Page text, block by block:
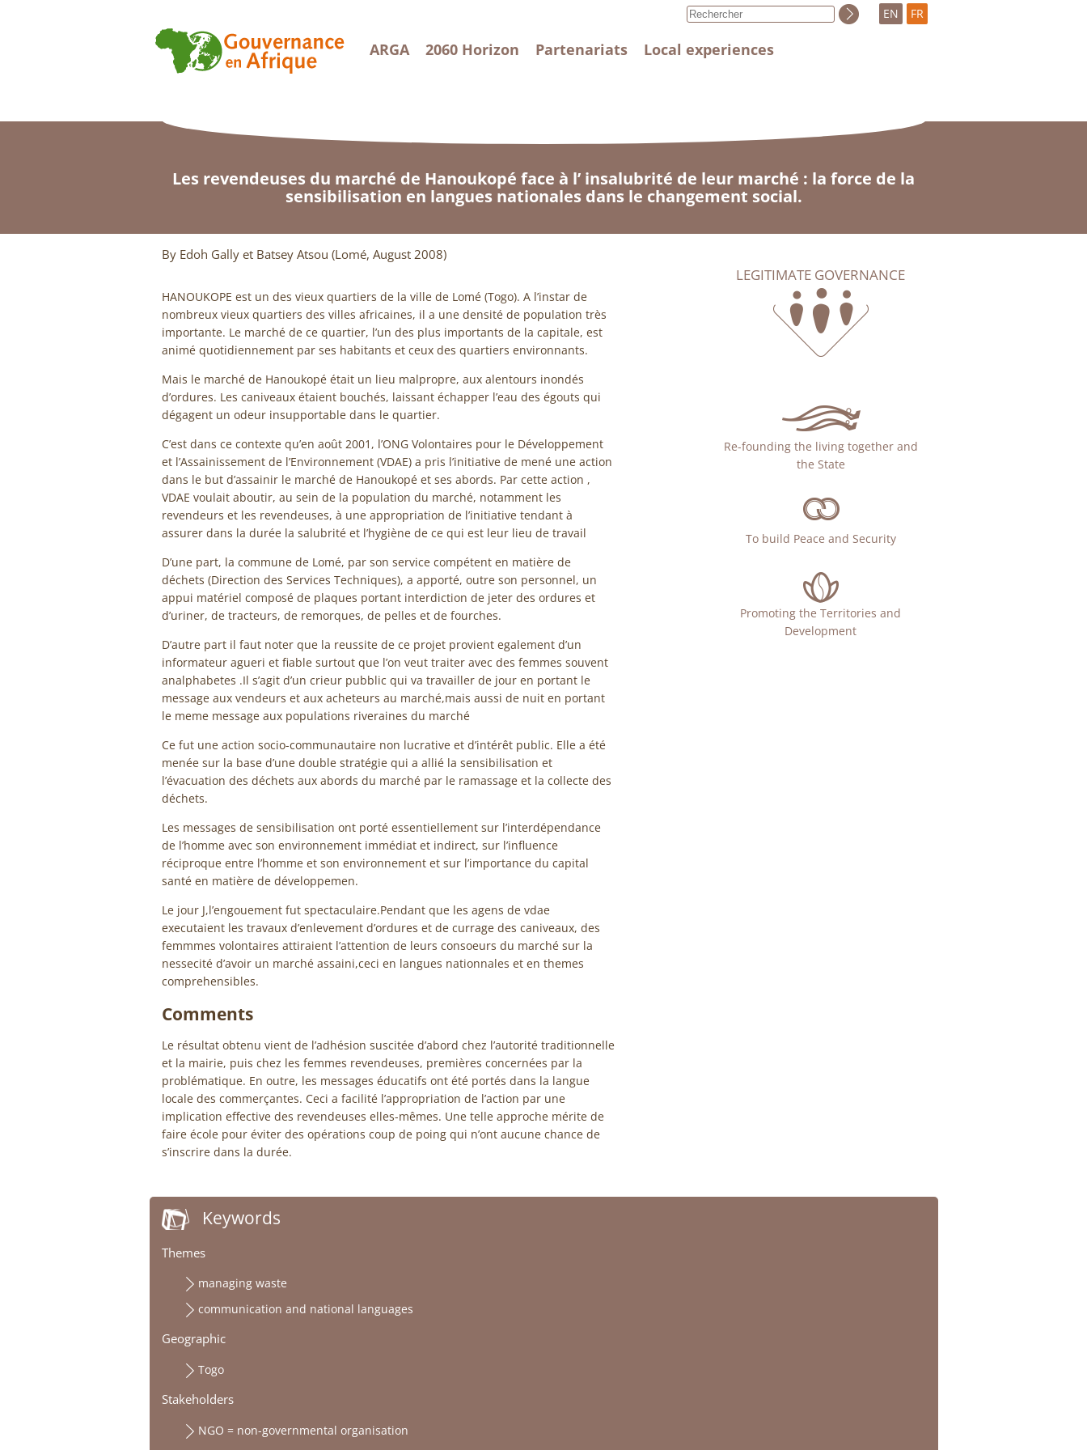
ARGA 2060 Horizon Partenariats Local experiences
EN FR
Les revendeuses du marché de Hanoukopé face à l’ insalubrité de leur marché : la force de la
sensibilisation en langues nationales dans le changement social.
By Edoh Gally et Batsey Atsou (Lomé, August 2008)
HANOUKOPE est un des vieux quartiers de la ville de Lomé (Togo). A l’instar de
nombreux vieux quartiers des villes africaines, il a une densité de population très
importante. Le marché de ce quartier, l’un des plus importants de la capitale, est
animé quotidiennement par ses habitants et ceux des quartiers environnants.
Mais le marché de Hanoukopé était un lieu malpropre, aux alentours inondés
d’ordures. Les caniveaux étaient bouchés, laissant échapper l’eau des égouts qui
dégagent un odeur insupportable dans le quartier.
C’est dans ce contexte qu’en août 2001, l’ONG Volontaires pour le Développement
et l’Assainissement de l’Environnement (VDAE) a pris l’initiative de mené une action
dans le but d’assainir le marché de Hanoukopé et ses abords. Par cette action ,
VDAE voulait aboutir, au sein de la population du marché, notamment les
revendeurs et les revendeuses, à une appropriation de l’initiative tendant à
assurer dans la durée la salubrité et l’hygiène de ce qui est leur lieu de travail
D’une part, la commune de Lomé, par son service compétent en matière de
déchets (Direction des Services Techniques), a apporté, outre son personnel, un
appui matériel composé de plaques portant interdiction de jeter des ordures et
d’uriner, de tracteurs, de remorques, de pelles et de fourches.
D’autre part il faut noter que la reussite de ce projet provient egalement d’un
informateur agueri et fiable surtout que l’on veut traiter avec des femmes souvent
analphabetes .Il s’agit d’un crieur pubblic qui va travailler de jour en portant le
message aux vendeurs et aux acheteurs au marché,mais aussi de nuit en portant
le meme message aux populations riveraines du marché
Ce fut une action socio-communautaire non lucrative et d’intérêt public. Elle a été
menée sur la base d’une double stratégie qui a allié la sensibilisation et
l’évacuation des déchets aux abords du marché par le ramassage et la collecte des
déchets.
Les messages de sensibilisation ont porté essentiellement sur l’interdépendance
de l’homme avec son environnement immédiat et indirect, sur l’influence
réciproque entre l’homme et son environnement et sur l’importance du capital
santé en matière de développemen.
Le jour J,l’engouement fut spectaculaire.Pendant que les agens de vdae
executaient les travaux d’enlevement d’ordures et de currage des caniveaux, des
femmmes volontaires attiraient l’attention de leurs consoeurs du marché sur la
nessecité d’avoir un marché assaini,ceci en langues nationnales et en themes
comprehensibles.
Comments
Le résultat obtenu vient de l’adhésion suscitée d’abord chez l’autorité traditionnelle
et la mairie, puis chez les femmes revendeuses, premières concernées par la
problématique. En outre, les messages éducatifs ont été portés dans la langue
locale des commerçantes. Ceci a facilité l’appropriation de l’action par une
implication effective des revendeuses elles-mêmes. Une telle approche mérite de
faire école pour éviter des opérations coup de poing qui n’ont aucune chance de
s’inscrire dans la durée.
LEGITIMATE GOVERNANCE
Re-founding the living together and
the State
To build Peace and Security
Promoting the Territories and
Development
Keywords
Themes
managing waste
communication and national languages
Geographic
Togo
Stakeholders
NGO = non-governmental organisation